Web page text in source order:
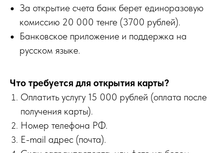
За открытие счета банк берет единоразовую
комиссию 20 000 тенге (3700 рублей).
Банковское приложение и поддержка на
русском языке.
Что требуется для открытия карты?
Оплатить услугу 15 000 рублей (оплата после
получения карты).
Номер телефона РФ.
E-mail адрес (почта).